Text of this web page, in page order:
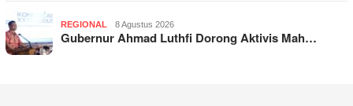
REGIONAL 8 Agustus 2026
Gubernur Ahmad Luthfi Dorong Aktivis Mah…